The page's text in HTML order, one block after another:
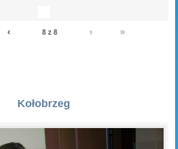
‹ 8z8 › »
Kołobrzeg